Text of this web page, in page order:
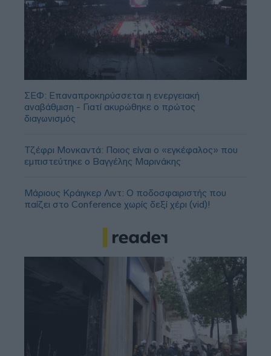
ΣΕΦ: Επαναπροκηρύσσεται η ενεργειακή
αναβάθμιση - Γιατί ακυρώθηκε ο πρώτος
διαγωνισμός
Τζέφρι Μονκαντά: Ποιος είναι ο «εγκέφαλος» που
εμπιστεύτηκε ο Βαγγέλης Μαρινάκης
Μάριους Κράιγκερ Λιντ: Ο ποδοσφαιριστής που
παίζει στο Conference χωρίς δεξί χέρι (vid)!